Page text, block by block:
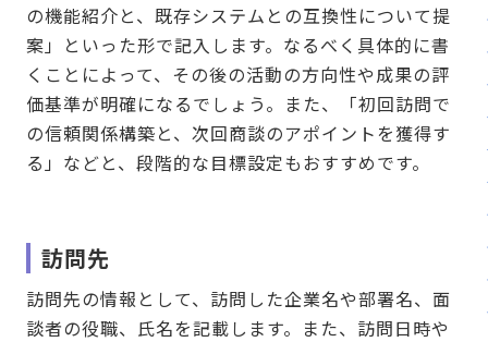
の機能紹介と、既存システムとの互換性について提
案」といった形で記入します。なるべく具体的に書
くことによって、その後の活動の方向性や成果の評
価基準が明確になるでしょう。また、「初回訪問で
の信頼関係構築と、次回商談のアポイントを獲得す
る」などと、段階的な目標設定もおすすめです。
訪問先
訪問先の情報として、訪問した企業名や部署名、面
談者の役職、氏名を記載します。また、訪問日時や